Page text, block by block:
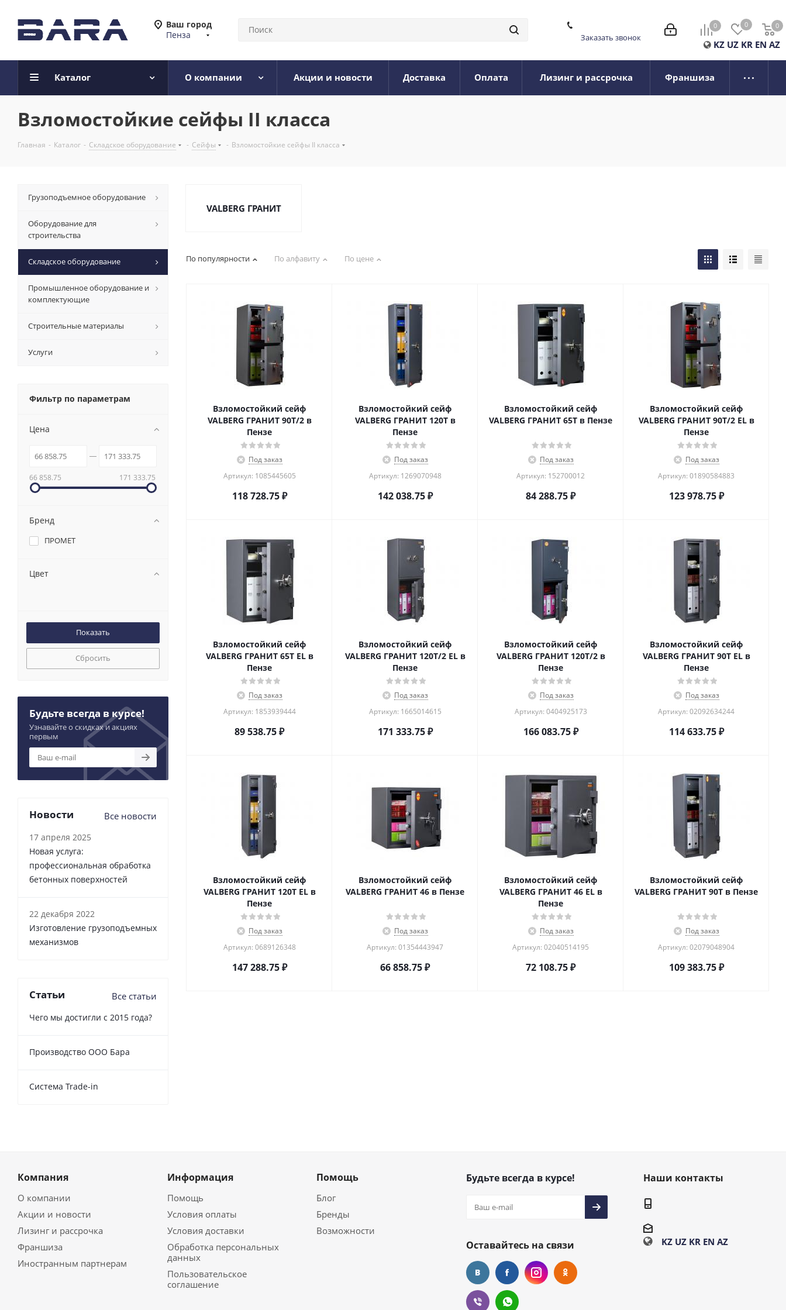
Ваш город
Пенза
0 0 0
0
KZ UZ KR EN AZ
Заказать звонок
Каталог О компании Акции и новости Доставка Оплата Лизинг и рассрочка Франшиза
Взломостойкие сейфы II класса
Главная - Каталог - Складское оборудование - Сейфы - Взломостойкие сейфы II класса
VALBERG ГРАНИТ
По популярности По алфавиту По цене
Взломостойкий сейф
VALBERG ГРАНИТ 90T/2 в
Пензе
Под заказ
Артикул: 1085445605
118 728.75₽
Взломостойкий сейф
VALBERG ГРАНИТ 120Т в
Пензе
Под заказ
Артикул: 1269070948
142 038.75₽
Взломостойкий сейф
VALBERG ГРАНИТ 65Т в Пензе
Под заказ
Артикул: 152700012
84 288.75₽
Взломостойкий сейф
VALBERG ГРАНИТ 90T/2 EL в
Пензе
Под заказ
Артикул: 01890584883
123 978.75₽
Взломостойкий сейф
VALBERG ГРАНИТ 65Т EL в
Пензе
Под заказ
Артикул: 1853939444
89 538.75₽
Взломостойкий сейф
VALBERG ГРАНИТ 120T/2 EL в
Пензе
Под заказ
Артикул: 1665014615
171 333.75₽
Взломостойкий сейф
VALBERG ГРАНИТ 120T/2 в
Пензе
Под заказ
Артикул: 0404925173
166 083.75₽
Взломостойкий сейф
VALBERG ГРАНИТ 90Т EL в
Пензе
Под заказ
Артикул: 02092634244
114 633.75₽
Взломостойкий сейф
VALBERG ГРАНИТ 120Т EL в
Пензе
Под заказ
Артикул: 0689126348
147 288.75₽
Взломостойкий сейф
VALBERG ГРАНИТ 46 в Пензе
Под заказ
Артикул: 01354443947
66 858.75₽
Взломостойкий сейф
VALBERG ГРАНИТ 46 EL в
Пензе
Под заказ
Артикул: 02040514195
72 108.75₽
Взломостойкий сейф
VALBERG ГРАНИТ 90Т в Пензе
Под заказ
Артикул: 02079048904
109 383.75₽
Грузоподъемное оборудование
Оборудование для
строительства
Складское оборудование
Промышленное оборудование и
комплектующие
Строительные материалы
Услуги
Фильтр по параметрам
Цена
66 858.75 171 333.75
Бренд
ПРОМЕТ
Цвет
Сбросить
Будьте всегда в курсе!
Узнавайте о скидках и акциях
первым
Новости Все новости
17 апреля 2025
Новая услуга:
профессиональная обработка
бетонных поверхностей
22 декабря 2022
Изготовление грузоподъемных
механизмов
Статьи Все статьи
Чего мы достигли с 2015 года?
Производство ООО Бара
Cистема Trade-in
Компания
О компании
Акции и новости
Лизинг и рассрочка
Франшиза
Иностранным партнерам
Информация
Помощь
Условия оплаты
Условия доставки
Обработка персональных
данных
Пользовательское
соглашение
Помощь
Блог
Бренды
Возможности
Будьте всегда в курсе!
Оставайтесь на связи
Наши контакты
KZ UZ KR EN AZ